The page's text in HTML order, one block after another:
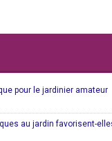
pour le jardinier amateur
au jardin favorisent-